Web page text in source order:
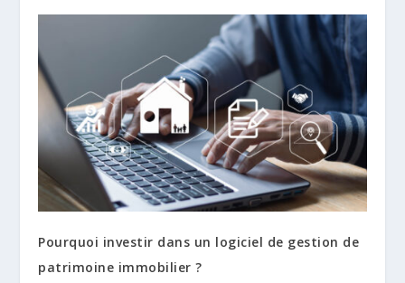
Pourquoi investir dans un logiciel de gestion de
patrimoine immobilier ?